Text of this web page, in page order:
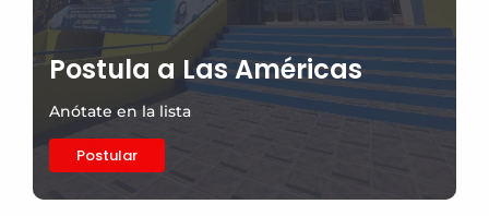
Postula a Las Américas
Anótate en la lista
Postular